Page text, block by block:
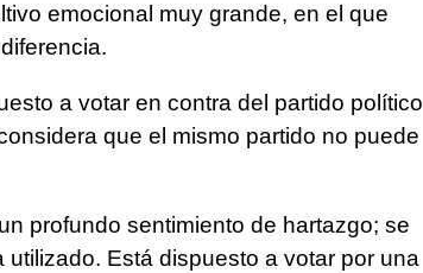
emocional muy grande, en el que
a votar en contra del partido político
que el mismo partido no puede
profundo sentimiento de hartazgo; se
Está dispuesto a votar por una